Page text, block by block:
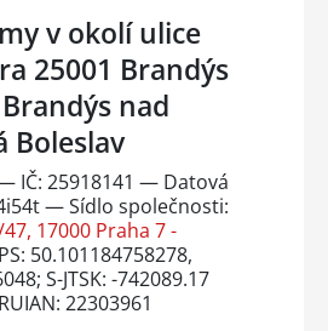
v okolí ulice
25001 Brandýs
nad
Boleslav
IČ: 25918141 — Datová
— Sídlo společnosti:
17000 Praha 7 -
50.101184758278,
S-JTSK: -742089.17
22303961